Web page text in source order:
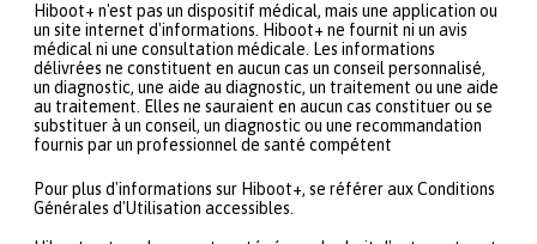
Hiboot+ n'est pas un dispositif médical, mais une application ou
un site internet d'informations. Hiboot+ ne fournit ni un avis
médical ni une consultation médicale. Les informations
délivrées ne constituent en aucun cas un conseil personnalisé,
un diagnostic, une aide au diagnostic, un traitement ou une aide
au traitement. Elles ne sauraient en aucun cas constituer ou se
substituer à un conseil, un diagnostic ou une recommandation
fournis par un professionnel de santé compétent
Pour plus d'informations sur Hiboot+, se référer aux Conditions
Générales d'Utilisation accessibles.